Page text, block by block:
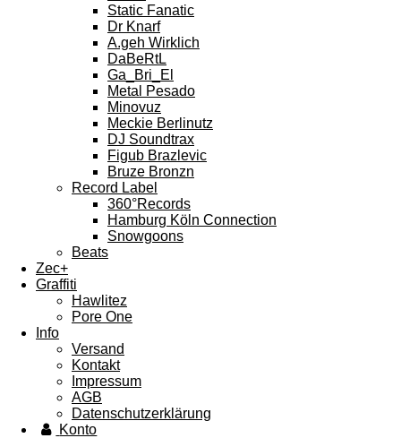
Static Fanatic
Dr Knarf
A.geh Wirklich
DaBeRtL
Ga_Bri_El
Metal Pesado
Minovuz
Meckie Berlinutz
DJ Soundtrax
Figub Brazlevic
Bruze Bronzn
Record Label
360°Records
Hamburg Köln Connection
Snowgoons
Beats
Zec+
Graffiti
Hawlitez
Pore One
Info
Versand
Kontakt
Impressum
AGB
Datenschutzerklärung
Konto